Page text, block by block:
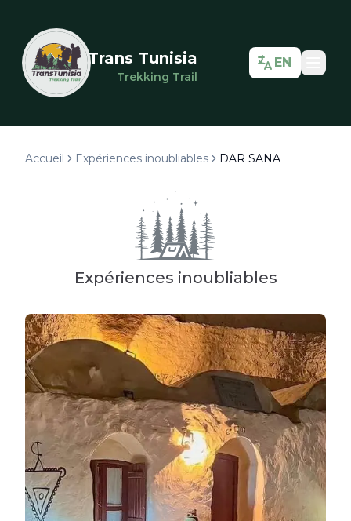
Trans Tunisia
Trekking Trail
EN
Accueil Expériences inoubliables DAR SANA
Expériences inoubliables